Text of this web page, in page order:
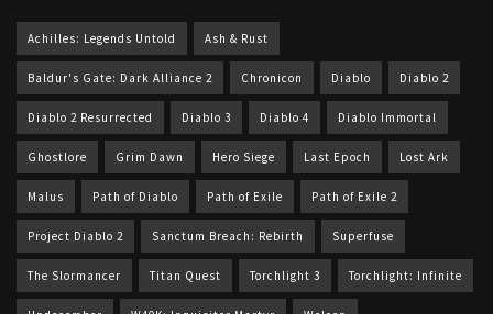
Achilles: Legends Untold Ash & Rust
Baldur's Gate: Dark Alliance 2 Chronicon Diablo Diablo 2
Diablo 2 Resurrected Diablo 3 Diablo 4 Diablo Immortal
Ghostlore Grim Dawn Hero Siege Last Epoch Lost Ark
Malus Path of Diablo Path of Exile Path of Exile 2
Project Diablo 2 Sanctum Breach: Rebirth Superfuse
The Slormancer Titan Quest Torchlight 3 Torchlight: Infinite